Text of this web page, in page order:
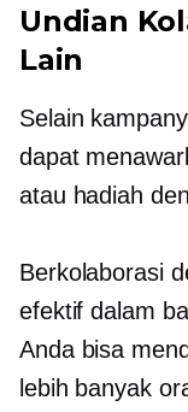
Undian
Lain
Selain
dapat
atau hadiah
Berkolaborasi
efektif dalam
Anda bisa
lebih banyak